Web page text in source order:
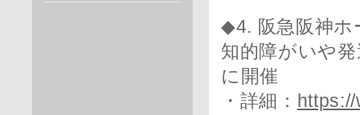
◆4. 阪急阪神ホ
知的障がいや
に開催
・詳細：